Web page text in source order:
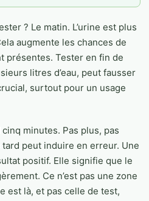
? Le matin. L’urine est plus
augmente les chances de
présentes. Tester en fin de
litres d’eau, peut fausser
surtout pour un usage
minutes. Pas plus, pas
peut induire en erreur. Une
positif. Elle signifie que le
Ce n’est pas une zone
est là, et pas celle de test,